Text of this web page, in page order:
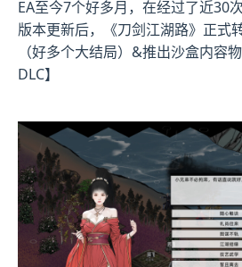
EA至今7个好多月，在经过了近30
版本更新后，《刀剑江湖路》正式
（好多个大结局）&推出沙盒内容
DLC】